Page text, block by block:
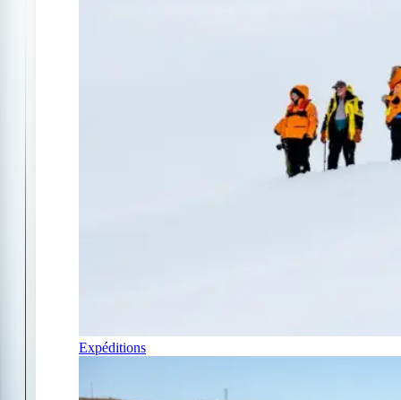
Expéditions